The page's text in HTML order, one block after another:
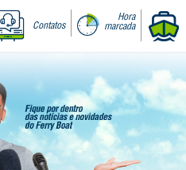
Contatos
Hora
marcada